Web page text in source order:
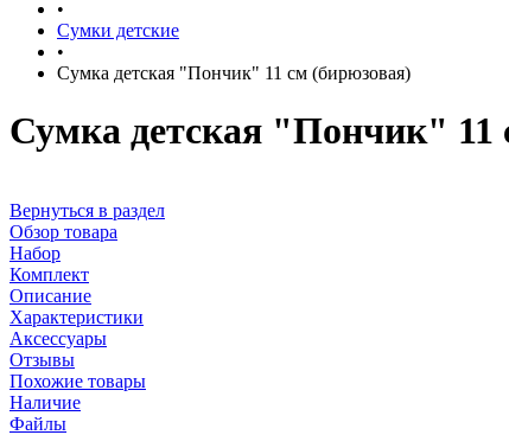
•
Сумки детские
•
Сумка детская "Пончик" 11 см (бирюзовая)
Сумка детская "Пончик" 11
Вернуться в раздел
Обзор товара
Набор
Комплект
Описание
Характеристики
Аксессуары
Отзывы
Похожие товары
Наличие
Файлы